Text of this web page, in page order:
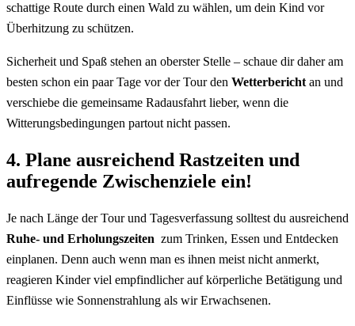
schattige Route durch einen Wald zu wählen, um dein Kind vor
Überhitzung zu schützen.
Sicherheit und Spaß stehen an oberster Stelle – schaue dir daher am
besten schon ein paar Tage vor der Tour den Wetterbericht an und
verschiebe die gemeinsame Radausfahrt lieber, wenn die
Witterungsbedingungen partout nicht passen.
4. Plane ausreichend Rastzeiten und
aufregende Zwischenziele ein!
Je nach Länge der Tour und Tagesverfassung solltest du ausreichend
Ruhe- und Erholungszeiten zum Trinken, Essen und Entdecken
einplanen. Denn auch wenn man es ihnen meist nicht anmerkt,
reagieren Kinder viel empfindlicher auf körperliche Betätigung und
Einflüsse wie Sonnenstrahlung als wir Erwachsenen.